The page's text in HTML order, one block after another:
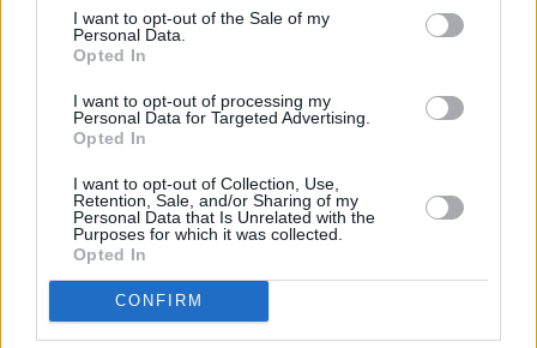
cualquier momento entrando de nuevo en este sitio web o
visitando nuestra política de privacidad.
I want to opt-out of the Sale of my
Personal Data.
Opted In
I want to opt-out of processing my
Personal Data for Targeted Advertising.
Opted In
I want to opt-out of Collection, Use,
Retention, Sale, and/or Sharing of my
Personal Data that Is Unrelated with the
Purposes for which it was collected.
Opted In
CONFIRM